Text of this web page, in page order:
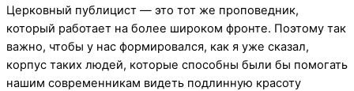
Церковный публицист — это тот же проповедник,
который работает на более широком фронте. Поэтому так
важно, чтобы у нас формировался, как я уже сказал,
корпус таких людей, которые способны были бы помогать
нашим современникам видеть подлинную красоту